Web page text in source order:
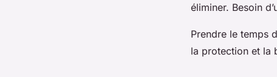
éliminer. Besoin
Prendre le temps
la protection et la